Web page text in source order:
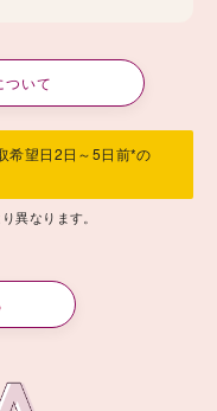
いて
希望日2日～5日前*の
異なります。